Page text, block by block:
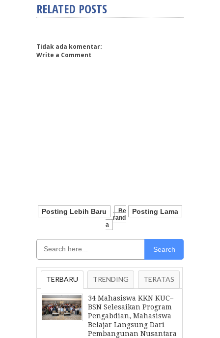
RELATED POSTS
Tidak ada komentar:
Write a Comment
Posting Lebih Baru Posting Lama
Be
Rand
A
Search
TERBARU TRENDING TERATAS
34 Mahasiswa KKN KUC–
BSN Selesaikan Program
Pengabdian, Mahasiswa
Belajar Langsung Dari
Pembangunan Nusantara